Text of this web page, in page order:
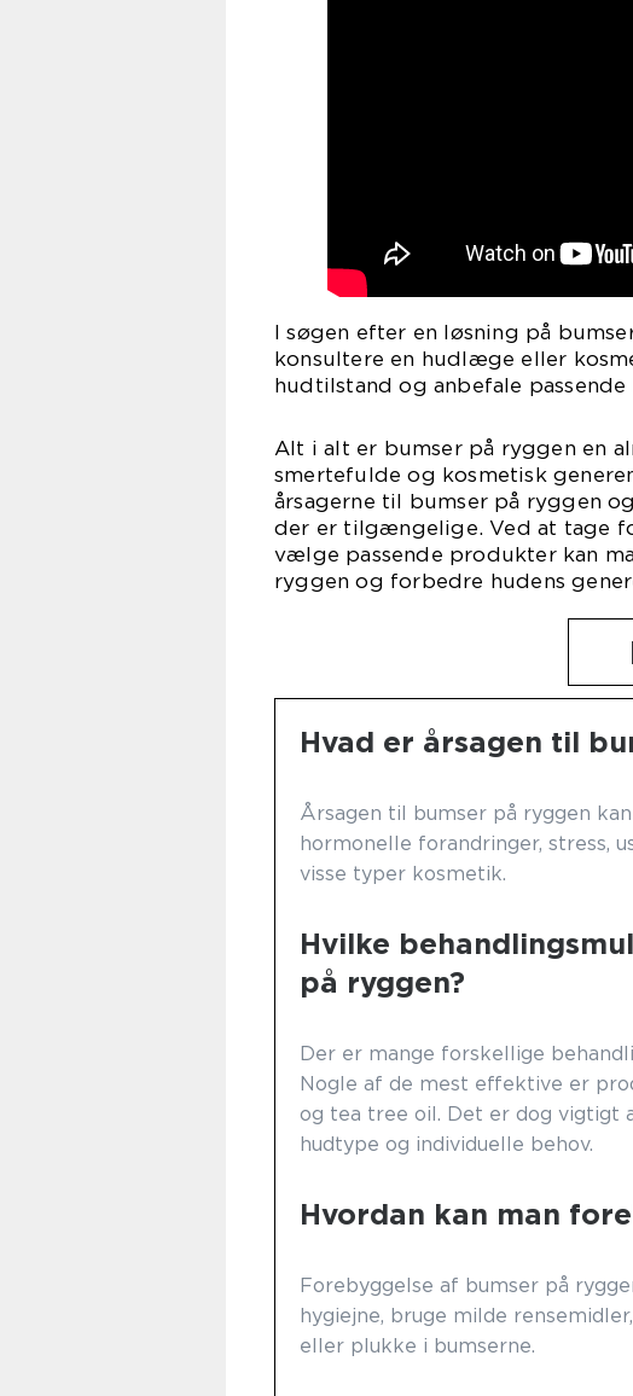
I søgen efter en løsning på
konsultere en hudlæge eller
hudtilstand og anbefale
Alt i alt er bumser på ryggen en
smertefulde og kosmetisk
årsagerne til bumser på ryggen
der er tilgængelige. Ved at tage
vælge passende produkter kan
ryggen og forbedre hudens
Hvad er årsagen til
Årsagen til bumser på ryggen
hormonelle forandringer, stress,
visse typer kosmetik.
Hvilke
på ryggen?
Der er mange forskellige
Nogle af de mest effektive er
og tea tree oil. Det er dog vigtigt
hudtype og individuelle behov.
Hvordan kan man
Forebyggelse af bumser på
hygiejne, bruge milde
eller plukke i bumserne.